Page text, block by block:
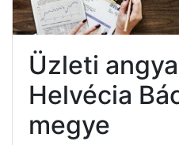
Üzleti
Helvécia
megye